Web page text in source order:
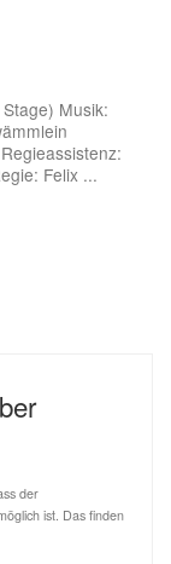
Musik:
Felix ...
der
ist. Das finden